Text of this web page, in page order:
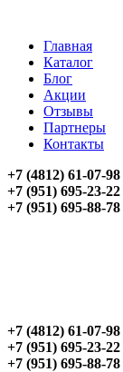
Главная
Каталог
Блог
Акции
Отзывы
Партнеры
Контакты
+7 (4812) 61-07-98
+7 (951) 695-23-22
+7 (951) 695-88-78
+7 (4812) 61-07-98
+7 (951) 695-23-22
+7 (951) 695-88-78